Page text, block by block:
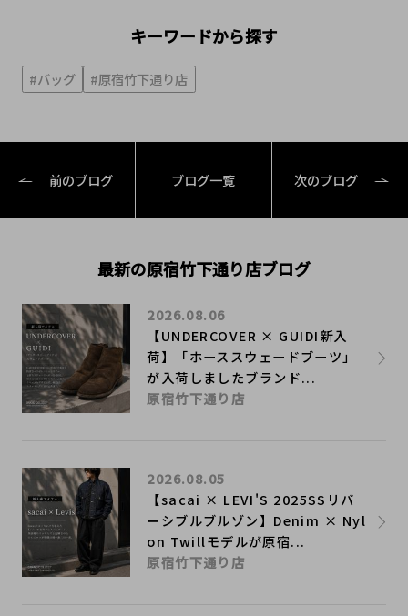
キーワードから探す
#バッグ #原宿竹下通り店
前のブログ ブログ一覧 次のブログ
最新の原宿竹下通り店ブログ
【UNDERCOVER × GUIDI新入
荷】「ホーススウェードブーツ」
が入荷しましたブランド...
2026.08.06
原宿竹下通り店
【sacai × LEVI'S 2025SSリバ
ーシブルブルゾン】Denim × Nyl
on Twillモデルが原宿...
2026.08.05
原宿竹下通り店